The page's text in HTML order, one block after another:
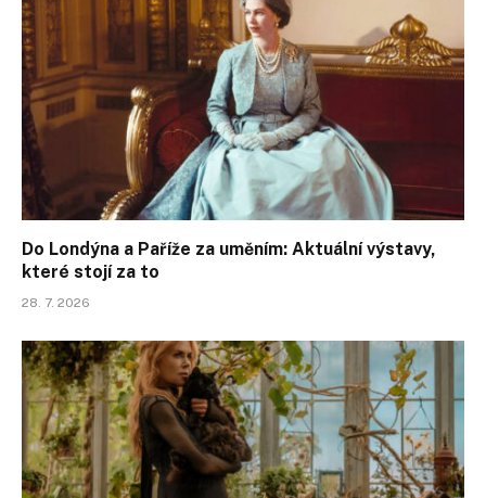
Do Londýna a Paříže za uměním: Aktuální výstavy,
které stojí za to
28. 7. 2026